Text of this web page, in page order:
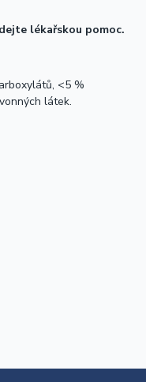
lékařskou pomoc.
<5 %
látek.